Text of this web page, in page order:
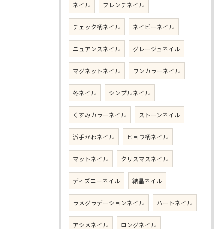
ネイル フレンチネイル
チェック柄ネイル ネイビーネイル
ニュアンスネイル グレージュネイル
マグネットネイル ワンカラーネイル
冬ネイル シンプルネイル
くすみカラーネイル ストーンネイル
派手かわネイル ヒョウ柄ネイル
マットネイル クリスマスネイル
ディズニーネイル 結晶ネイル
ラメグラデーションネイル ハートネイル
アシメネイル ロングネイル